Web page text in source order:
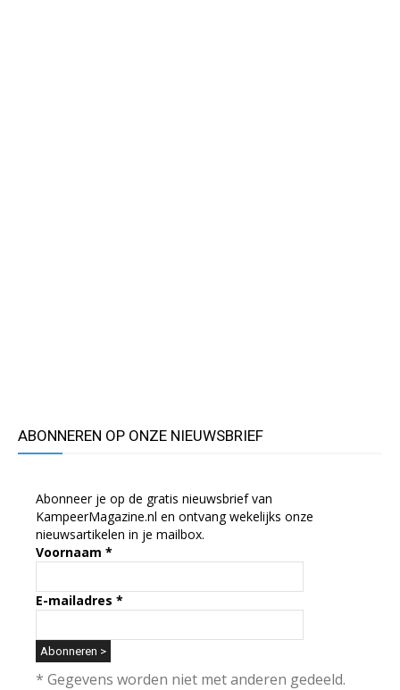
ABONNEREN OP ONZE NIEUWSBRIEF
Abonneer je op de gratis nieuwsbrief van
KampeerMagazine.nl en ontvang wekelijks onze
nieuwsartikelen in je mailbox.
Voornaam *
E-mailadres *
* Gegevens worden niet met anderen gedeeld.